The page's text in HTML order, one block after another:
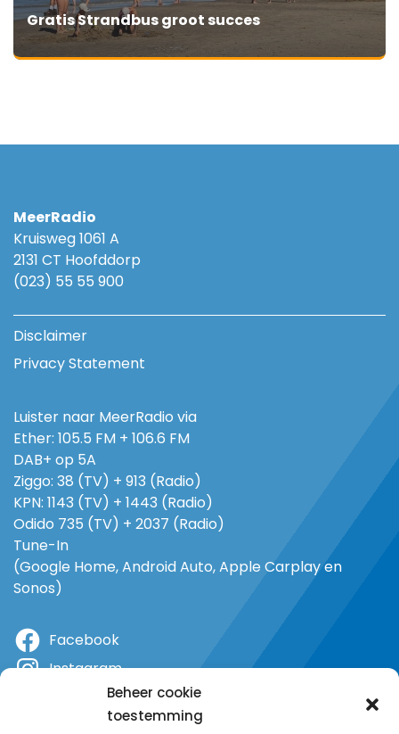
Beheer cookie
toestemming
Gratis Strandbus groot succes
MeerRadio
Kruisweg 1061 A
2131 CT Hoofddorp
(023) 55 55 900
Disclaimer
Privacy Statement
Luister naar MeerRadio via
Ether: 105.5 FM + 106.6 FM
DAB+ op 5A
Ziggo: 38 (TV) + 913 (Radio)
KPN: 1143 (TV) + 1443 (Radio)
Odido 735 (TV) + 2037 (Radio)
Tune-In
(Google Home, Android Auto, Apple Carplay en
Sonos)
Facebook
Instagram
YouTube